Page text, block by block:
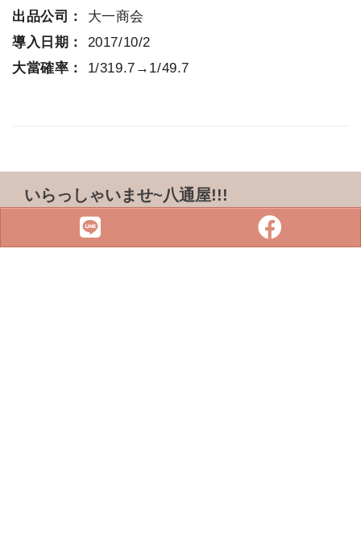
出品公司： 大一商会
導入日期： 2017/10/2
大當確率： 1/319.7→1/49.7
いらっしゃいませ~八通屋!!!
ADDRESS & TEL
電話 :07-3733316